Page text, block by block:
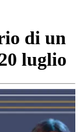
di un
luglio